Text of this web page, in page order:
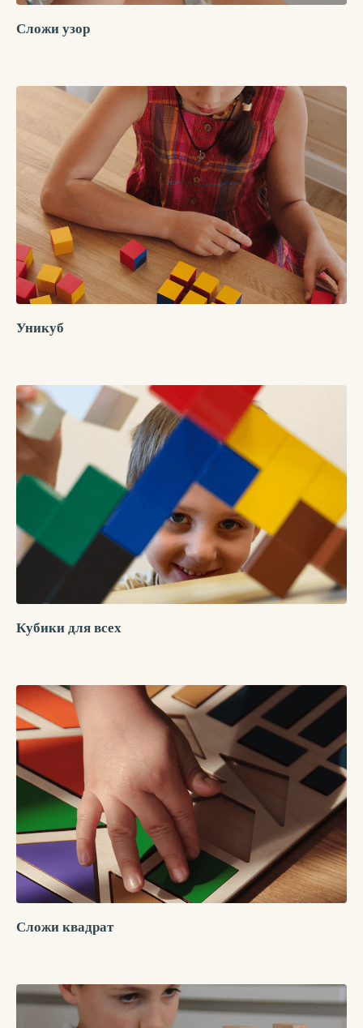
Сложи узор
Уникуб
Кубики для всех
Сложи квадрат
info@igrynikitinyh.ru
+7 915 058 76 24
WHATSAPP
ГРУППА VK
Мы на связи! Наши контакты:
Ещё больше о воспитании, закаливании,
жизни с детьми и о развивающих играх: